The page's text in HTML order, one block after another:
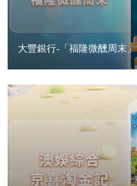
大豐銀行-「福隆微醺周末